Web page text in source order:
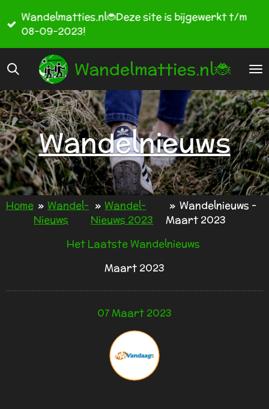
direct
hoofdinhoud
Wandelmatties.nl🐞
Wandelmatties.nl🐞Deze site is bijgewerkt t/m
08-09-2023!
Wandelnieuws
Home » Wandel-
Nieuws
» Wandel-
Nieuws 2023
» Wandelnieuws -
Maart 2023
Het Laatste Wandelnieuws
Maart 2023
07 Maart 2023